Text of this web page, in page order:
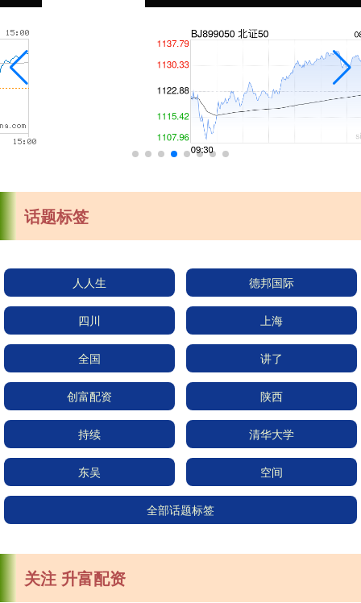
话题标签
人人生 德邦国际
四川 上海
全国 讲了
创富配资 陕西
持续 清华大学
东吴 空间
全部话题标签
关注 升富配资